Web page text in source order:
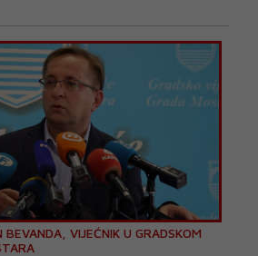
VIJEĆNIK U GRADSKOM